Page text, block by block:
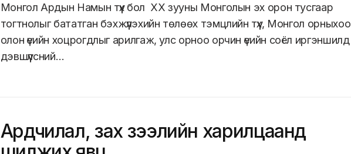
Монгол Ардын Намын түүх бол ХХ зууны Монголын эх орон тусгаар
тогтнолыг бататган бэхжүүлэхийн төлөөх тэмцлийн түүх, Монгол орныхоо
олон үеийн хоцрогдлыг арилгаж, улс орноо орчин үеийн соёл иргэншилд
дэвшүүлсний…
Ардчилал, зах зээлийн харилцаанд